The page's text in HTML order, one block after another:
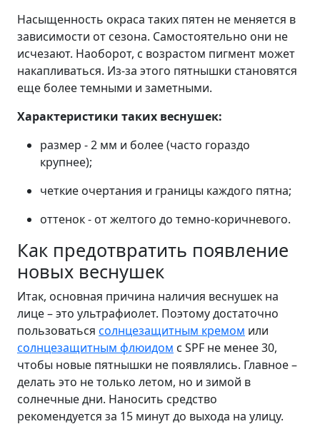
Насыщенность окраса таких пятен не меняется в
зависимости от сезона. Самостоятельно они не
исчезают. Наоборот, с возрастом пигмент может
накапливаться. Из-за этого пятнышки становятся
еще более темными и заметными.
Характеристики таких веснушек:
размер - 2 мм и более (часто гораздо
крупнее);
четкие очертания и границы каждого пятна;
оттенок - от желтого до темно-коричневого.
Как предотвратить появление
новых веснушек
Итак, основная причина наличия веснушек на
лице – это ультрафиолет. Поэтому достаточно
пользоваться солнцезащитным кремом или
солнцезащитным флюидом с SPF не менее 30,
чтобы новые пятнышки не появлялись. Главное –
делать это не только летом, но и зимой в
солнечные дни. Наносить средство
рекомендуется за 15 минут до выхода на улицу.